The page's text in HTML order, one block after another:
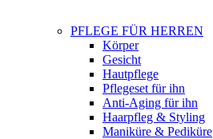
PFLEGE FÜR HERREN
Körper
Gesicht
Hautpflege
Pflegeset für ihn
Anti-Aging für ihn
Haarpfleg & Styling
Maniküre & Pediküre